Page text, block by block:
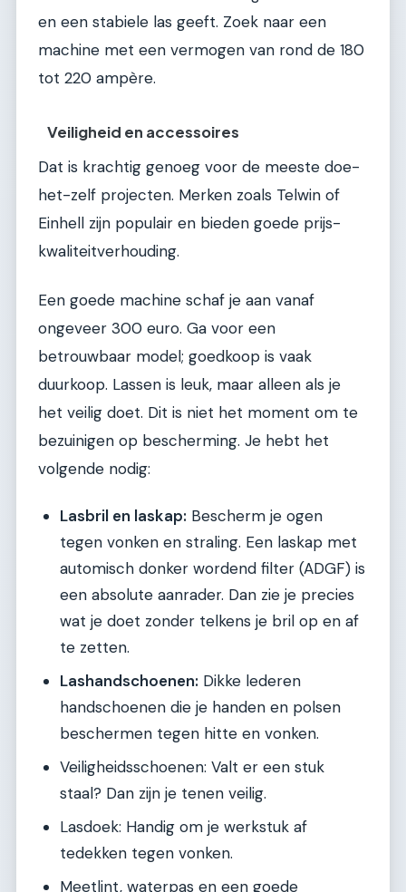
en een stabiele las geeft. Zoek naar een
machine met een vermogen van rond de 180
tot 220 ampère.
Veiligheid en accessoires
Dat is krachtig genoeg voor de meeste doe-
het-zelf projecten. Merken zoals Telwin of
Einhell zijn populair en bieden goede prijs-
kwaliteitverhouding.
Een goede machine schaf je aan vanaf
ongeveer 300 euro. Ga voor een
betrouwbaar model; goedkoop is vaak
duurkoop. Lassen is leuk, maar alleen als je
het veilig doet. Dit is niet het moment om te
bezuinigen op bescherming. Je hebt het
volgende nodig:
Lasbril en laskap: Bescherm je ogen
tegen vonken en straling. Een laskap met
automisch donker wordend filter (ADGF) is
een absolute aanrader. Dan zie je precies
wat je doet zonder telkens je bril op en af
te zetten.
Lashandschoenen: Dikke lederen
handschoenen die je handen en polsen
beschermen tegen hitte en vonken.
Veiligheidsschoenen: Valt er een stuk
staal? Dan zijn je tenen veilig.
Lasdoek: Handig om je werkstuk af
tedekken tegen vonken.
Meetlint, waterpas en een goede